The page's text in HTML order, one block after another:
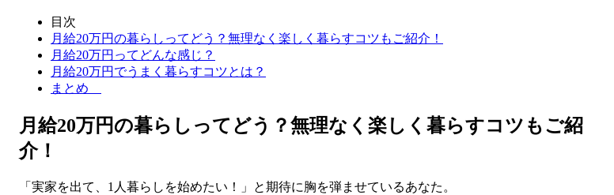
目次
月給20万円の暮らしってどう？無理なく楽しく暮らすコツもご紹介！
月給20万円ってどんな感じ？
月給20万円でうまく暮らすコツとは？
まとめ
月給20万円の暮らしってどう？無理なく楽しく暮らすコツもご紹
介！
「実家を出て、1人暮らしを始めたい！」と期待に胸を弾ませているあなた。